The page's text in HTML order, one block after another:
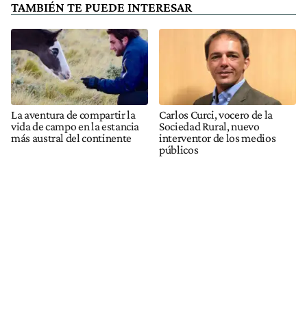
TAMBIÉN TE PUEDE INTERESAR
La aventura de compartir la
vida de campo en la estancia
más austral del continente
Carlos Curci, vocero de la
Sociedad Rural, nuevo
interventor de los medios
públicos